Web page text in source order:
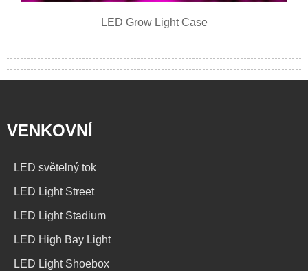
LED Grow Light Case
VENKOVNÍ
LED světelný tok
LED Light Street
LED Light Stadium
LED High Bay Light
LED Light Shoebox